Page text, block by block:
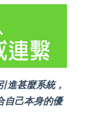
進甚麼系統，
自己本身的優